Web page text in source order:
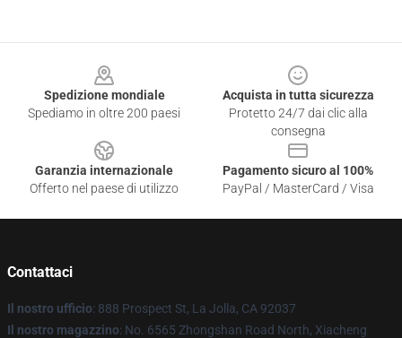
Spedizione mondiale
Spediamo in oltre 200 paesi
Acquista in tutta sicurezza
Protetto 24/7 dai clic alla
consegna
Garanzia internazionale
Offerto nel paese di utilizzo
Pagamento sicuro al 100%
PayPal / MasterCard / Visa
Contattaci
Il nostro ufficio: 888 Prospect St, La Jolla, CA 92037
Il nostro magazzino: No. 6565 Zhongshan Road North, Xiacheng